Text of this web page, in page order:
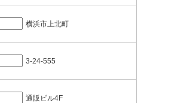
横浜市上北町
3-24-555
通販ビル4F